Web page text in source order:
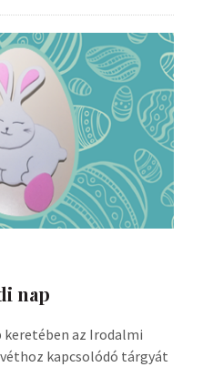
nap
keretében az Irodalmi
kapcsolódó tárgyát